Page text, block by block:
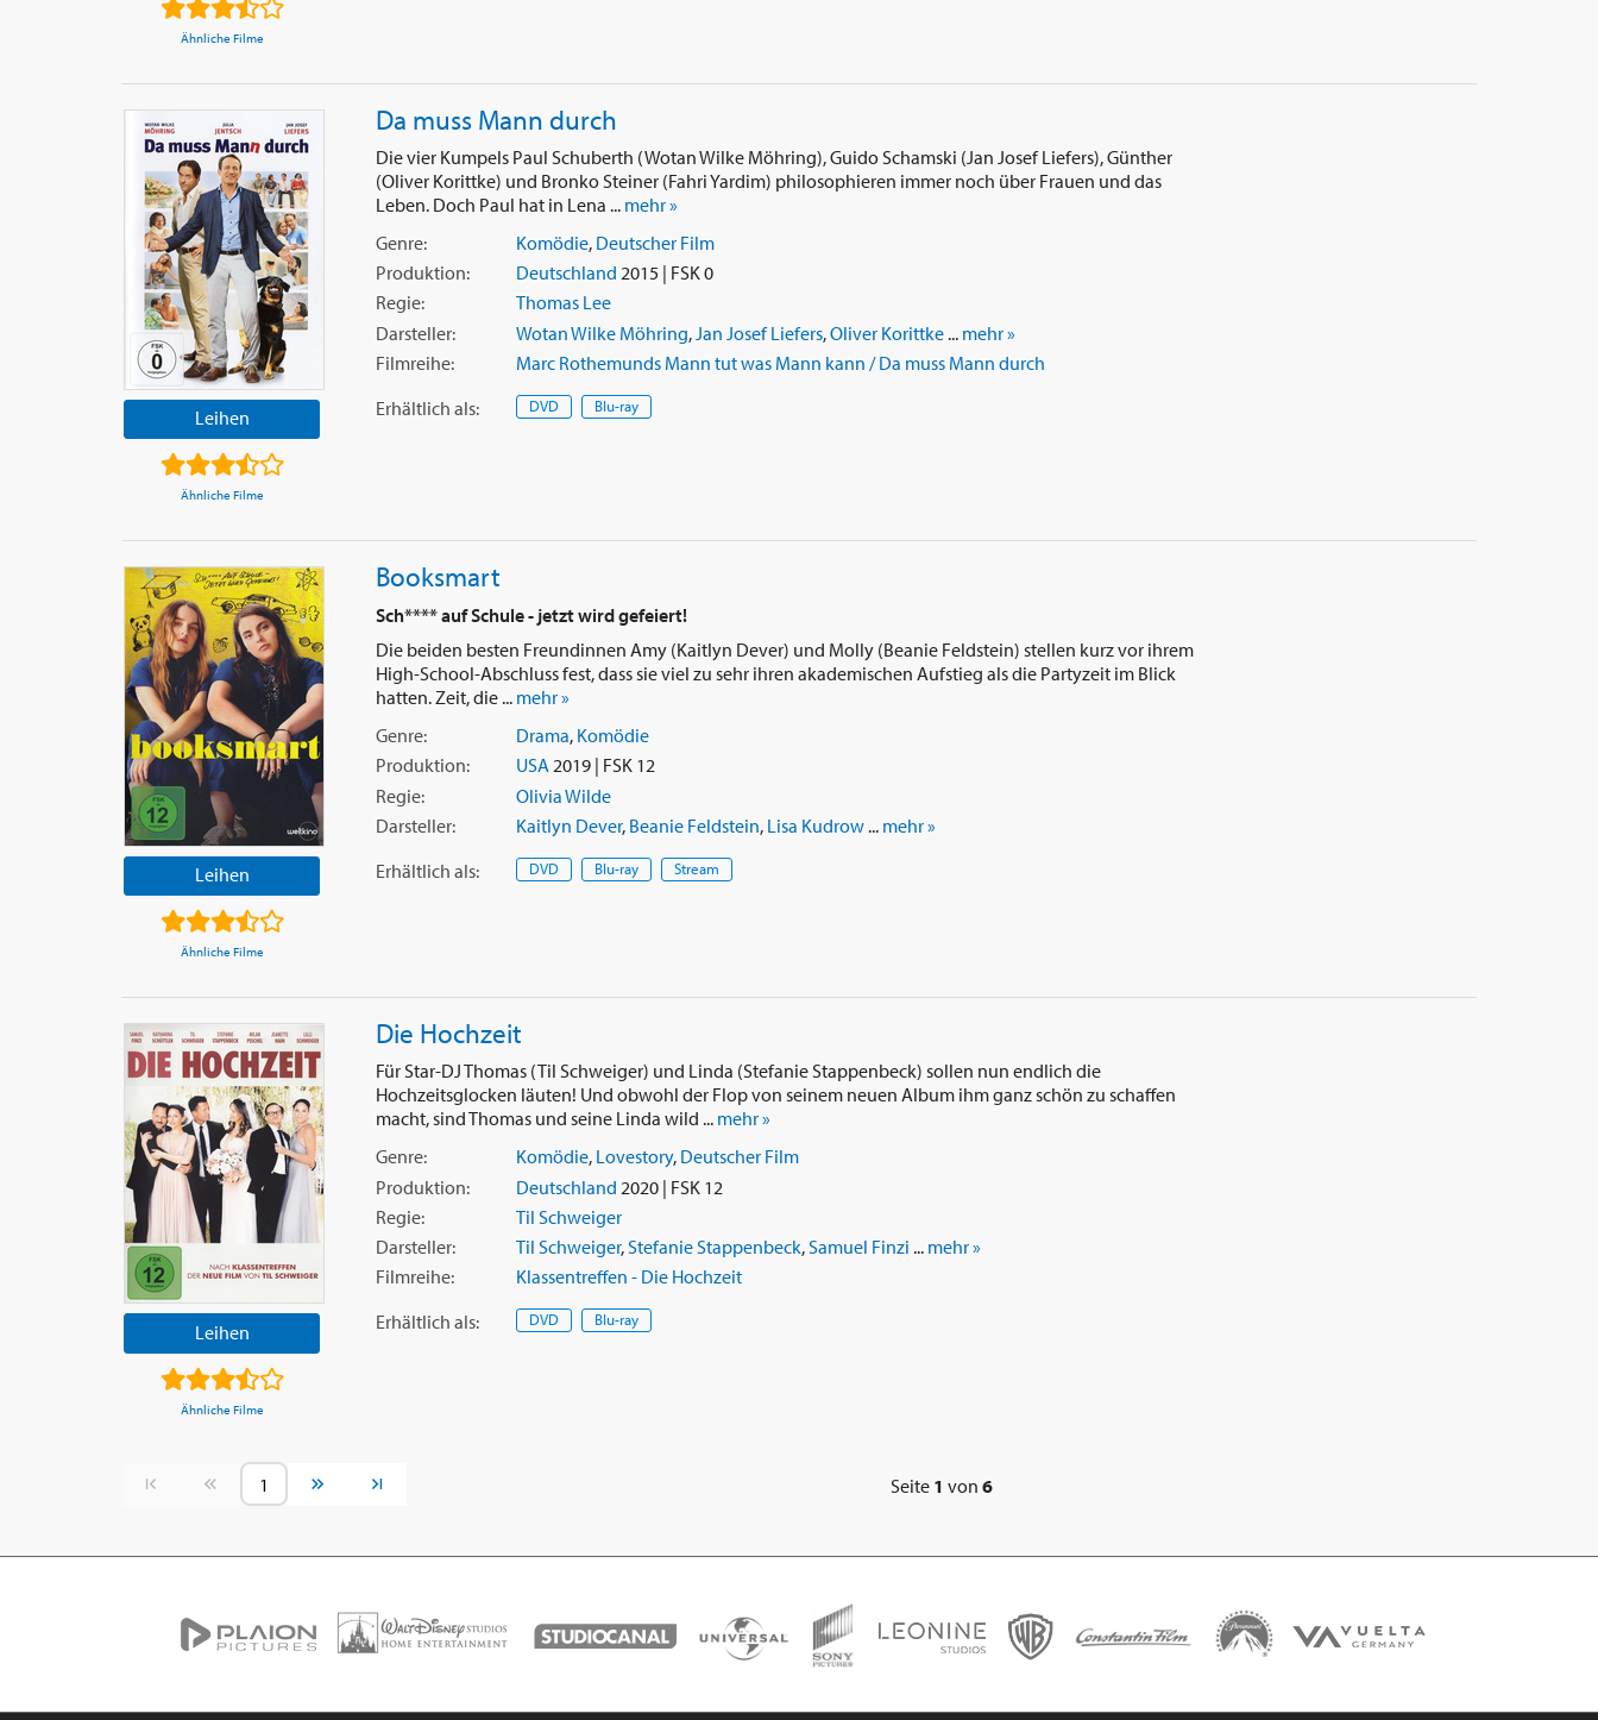
Ähnliche Filme
Leihen
Ähnliche Filme
Da muss Mann durch
Die vier Kumpels Paul Schuberth (Wotan Wilke Möhring), Guido Schamski (Jan Josef Liefers), Günther
(Oliver Korittke) und Bronko Steiner (Fahri Yardim) philosophieren immer noch über Frauen und das
Leben. Doch Paul hat in Lena ... mehr »
Genre:
Komödie, Deutscher Film
Produktion:
Deutschland 2015 | FSK 0
Regie:
Thomas Lee
Darsteller:
Wotan Wilke Möhring, Jan Josef Liefers,Oliver Korittke... mehr »
Filmreihe:
Marc Rothemunds Mann tut was Mann kann / Da muss Mann durch
Erhältlich als: DVD Blu-ray
Leihen
Ähnliche Filme
Booksmart
Sch**** auf Schule - jetzt wird gefeiert!
Die beiden besten Freundinnen Amy (Kaitlyn Dever) und Molly (Beanie Feldstein) stellen kurz vor ihrem
High-School-Abschluss fest, dass sie viel zu sehr ihren akademischen Aufstieg als die Partyzeit im Blick
hatten. Zeit, die ... mehr »
Genre:
Drama, Komödie
Produktion:
USA2019 | FSK 12
Regie:
Olivia Wilde
Darsteller:
Kaitlyn Dever, Beanie Feldstein, Lisa Kudrow... mehr »
Erhältlich als: DVD Blu-ray Stream
Leihen
Ähnliche Filme
Die Hochzeit
Für Star-DJ Thomas (Til Schweiger) und Linda (Stefanie Stappenbeck) sollen nun endlich die
Hochzeitsglocken läuten! Und obwohl der Flop von seinem neuen Album ihm ganz schön zu schaffen
macht, sind Thomas und seine Linda wild ... mehr »
Genre:
Komödie, Lovestory, Deutscher Film
Produktion:
Deutschland 2020 | FSK 12
Regie:
Til Schweiger
Darsteller:
Til Schweiger, Stefanie Stappenbeck, Samuel Finzi ... mehr »
Filmreihe:
Klassentreffen - Die Hochzeit
Erhältlich als: DVD Blu-ray
Vorherige Seite Nächste Seite Seite 1 von 6